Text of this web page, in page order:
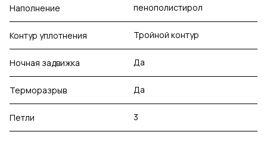
Наполнение пенополистирол
Контур уплотнения Тройной контур
Ночная задвижка Да
Терморазрыв Да
Петли 3